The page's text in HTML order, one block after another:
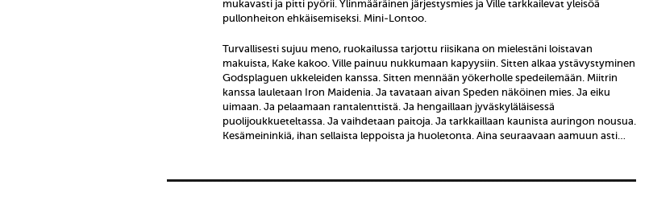
mukavasti ja pitti pyörii. Ylinmääräinen järjestysmies ja Ville tarkkailevat yleisöä
pullonheiton ehkäisemiseksi. Mini-Lontoo.
Turvallisesti sujuu meno, ruokailussa tarjottu riisikana on mielestäni loistavan
makuista, Kake kakoo. Ville painuu nukkumaan kapyysiin. Sitten alkaa ystävystyminen
Godsplaguen ukkeleiden kanssa. Sitten mennään yökerholle spedeilemään. Miitrin
kanssa lauletaan Iron Maidenia. Ja tavataan aivan Speden näköinen mies. Ja eiku
uimaan. Ja pelaamaan rantalenttistä. Ja hengaillaan jyväskyläläisessä
puolijoukkueteltassa. Ja vaihdetaan paitoja. Ja tarkkaillaan kaunista auringon nousua.
Kesämeininkiä, ihan sellaista leppoista ja huoletonta. Aina seuraavaan aamuun asti…